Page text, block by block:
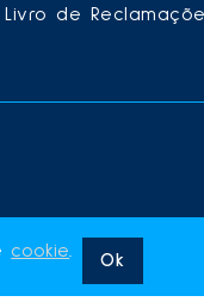
Livro de
cookie.
Ok